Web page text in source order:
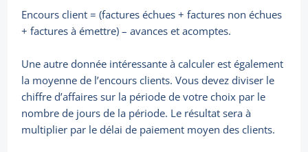
Encours client = (factures échues + factures non échues
+ factures à émettre) – avances et acomptes.
Une autre donnée intéressante à calculer est également
la moyenne de l’encours clients. Vous devez diviser le
chiffre d’affaires sur la période de votre choix par le
nombre de jours de la période. Le résultat sera à
multiplier par le délai de paiement moyen des clients.